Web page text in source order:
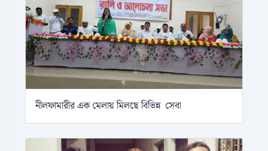
নীলফামারীর এক মেলায় মিলছে বিভিন্ন সেবা